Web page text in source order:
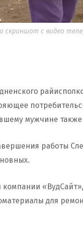
с видео
мужчине
работы
компании
для